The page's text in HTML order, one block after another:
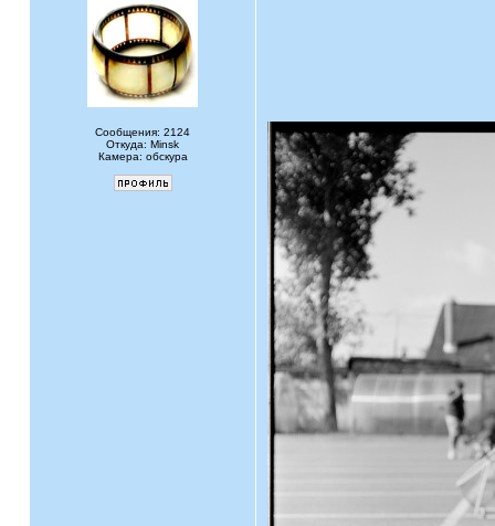
Сообщения: 2124
Откуда: Minsk
Камера: обскура